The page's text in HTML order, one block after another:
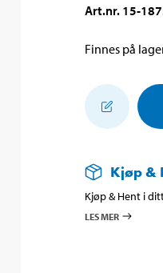
Art.nr. 15-
Finnes på
Kjøp &
Kjøp & Hent i
LES MER